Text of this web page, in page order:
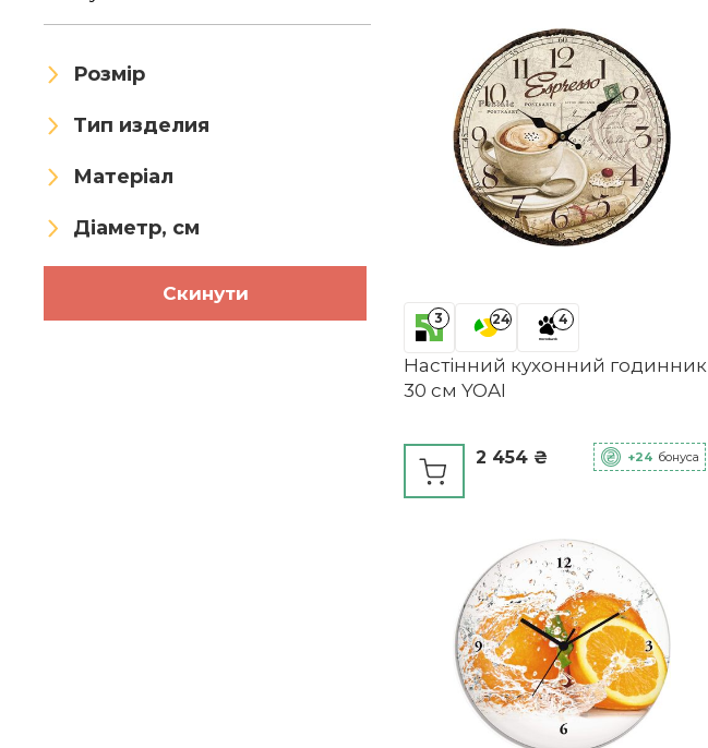
Розмір
Тип изделия
Матеріал
Діаметр, см
Скинути
3 24 4
Настінний кухонний годинник
30 см YOAI
2 454 ₴ +24 бонуса